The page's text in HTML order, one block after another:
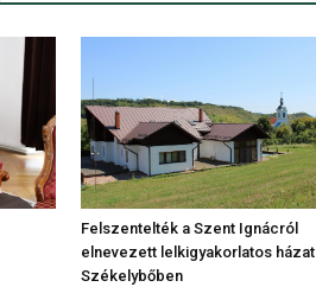
Felszentelték a Szent Ignácról
elnevezett lelkigyakorlatos házat
Székelybőben